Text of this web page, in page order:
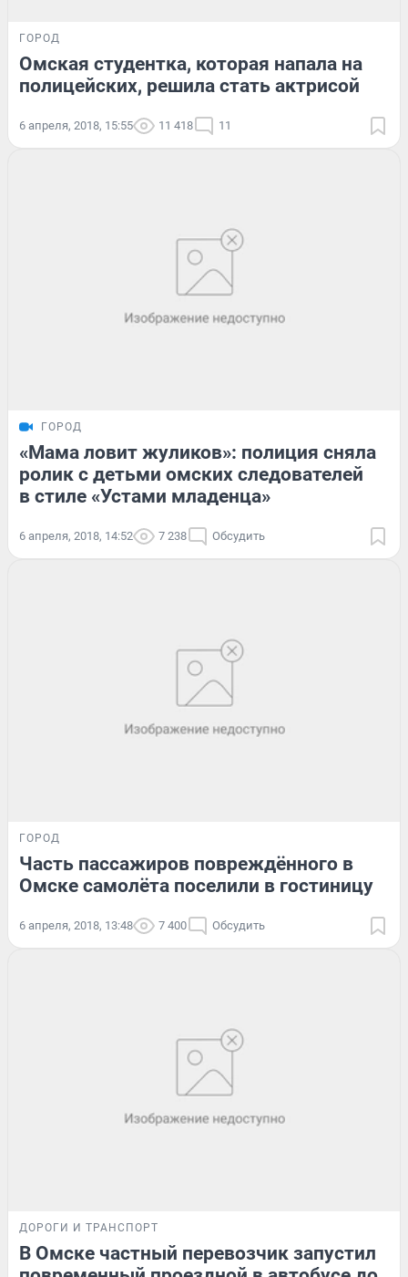
ГОРОД
Омская студентка, которая напала на
полицейских, решила стать актрисой
6 апреля, 2018, 15:55 11 418 11
ГОРОД
«Мама ловит жуликов»: полиция сняла
ролик с детьми омских следователей
в стиле «Устами младенца»
6 апреля, 2018, 14:52 7 238 Обсудить
ГОРОД
Часть пассажиров повреждённого в
Омске самолёта поселили в гостиницу
6 апреля, 2018, 13:48 7 400 Обсудить
ДОРОГИ И ТРАНСПОРТ
В Омске частный перевозчик запустил